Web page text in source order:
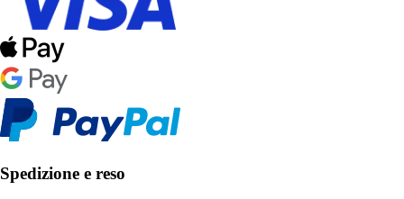
Spedizione e reso